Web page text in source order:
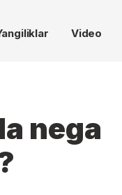
Video
nega